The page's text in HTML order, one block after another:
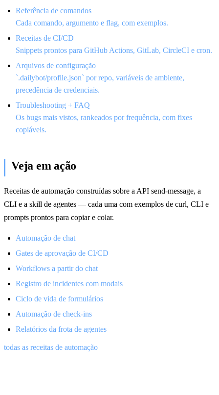
Referência de comandos
Cada comando, argumento e flag, com exemplos.
Receitas de CI/CD
Snippets prontos para GitHub Actions, GitLab, CircleCI e cron.
Arquivos de configuração
`.dailybot/profile.json` por repo, variáveis de ambiente,
precedência de credenciais.
Troubleshooting + FAQ
Os bugs mais vistos, rankeados por frequência, com fixes
copiáveis.
Veja em ação
Receitas de automação construídas sobre a API send-message, a
CLI e a skill de agentes — cada uma com exemplos de curl, CLI e
prompts prontos para copiar e colar.
Automação de chat
Gates de aprovação de CI/CD
Workflows a partir do chat
Registro de incidentes com modais
Ciclo de vida de formulários
Automação de check-ins
Relatórios da frota de agentes
todas as receitas de automação